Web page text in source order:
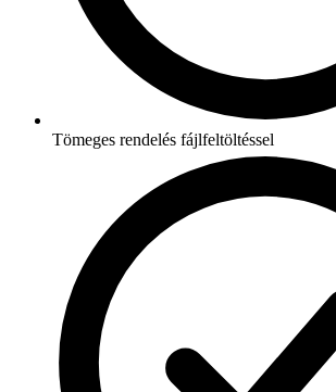
Tömeges rendelés fájlfeltöltéssel